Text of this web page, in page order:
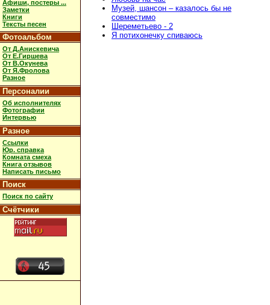
Афиши, постеры ...
Заметки
Книги
Тексты песен
Фотоальбом
От Д.Анискевича
От Е.Гиршева
От В.Окунева
От Я.Фролова
Разное
Персоналии
Об исполнителях
Фотографии
Интервью
Разное
Ссылки
Юр. справка
Комната смеха
Книга отзывов
Написать письмо
Поиск
Поиск по сайту
Счётчики
Музей, шансон – казалось бы не
совместимо
Шереметьево - 2
Я потихонечку спиваюсь